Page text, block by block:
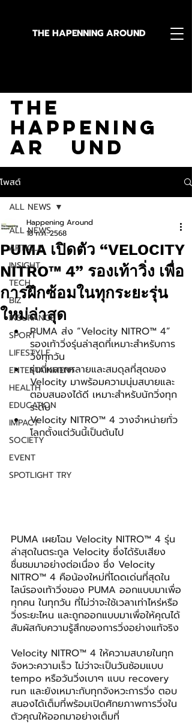
THE HAPENNING AROUND
The
Happening
Ar und
โพสต์
ALL NEWS
ARTICLE
INSIGHT
TECH
BIZ
INSURANCE
SPORT
LIFESTYLE
ENTERTAINMENT
HEALTH
EDUCATION
IMPACT
SOCIETY
EVENT
SPOTLIGHT TRY
ALL NEWS
PUMA เปิดตัว “VELOCITY
NITRO™ 4” รองเท้าวิ่ง เพื่อ
การฝึกซ้อมในทุกระยะรุ่น
ใหม่ล่าสุด
Happening Around
18 ก.ค. 2568
PUMA ส่ง “Velocity NITRO™ 4”
รองเท้าวิ่งรุ่นล่าสุดที่เหมาะสำหรับการ
วิ่งทุกวัน
รุ่นที่หลากหลายและสมดุลที่สุดของ
Velocity มาพร้อมความนุ่มสบายและ
ตอบสนองได้ดี เหมาะสำหรับนักวิ่งทุก
ระดับ
Velocity NITRO™ 4 วางจำหน่ายทั่ว
โลกตั้งแต่วันนี้เป็นต้นไป
PUMA เผยโฉม Velocity NITRO™ 4 รุ่น
ล่าสุดในตระกูล Velocity ซึ่งได้รับเสียง
ชื่นชมมาอย่างต่อเนื่อง ซึ่ง Velocity
NITRO™ 4 คือน้องใหม่ที่โดดเด่นที่สุดใน
ไลน์รองเท้าวิ่งของ PUMA ออกแบบมาเพื่อ
ทุกคน ในทุกวัน ที่ไม่ว่าจะใช้เวลาเท่าไหร่หรือ
วิ่งระยะไหน และถูกออกแบบมาเพื่อให้คุณได้
สัมผัสกับความรู้สึกของการวิ่งอย่างแท้จริง
Velocity NITRO™ 4 ให้ความสบายในทุก
จังหวะความเร็ว ไม่ว่าจะเป็นวันซ้อมแบบ
tempo หรือวันวิ่งเบาๆ แบบ recovery
run และยังเหมาะกับทุกจังหวะการวิ่ง ตอบ
สนองได้เต็มที่พร้อมเปิดศักยภาพการวิ่งใน
ตัวคุณให้ออกมาอย่างเต็มที่